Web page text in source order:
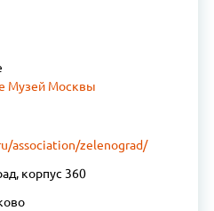
Музей Москвы
association/zelenograd/
корпус 360